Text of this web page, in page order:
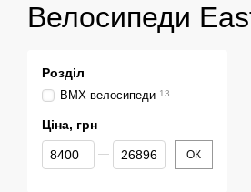
Велосипеди
Розділ
BMX велосипеди 13
Ціна, грн
Від Ціна, грн
До Ціна, грн ОК